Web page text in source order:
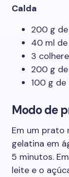
Calda
200 g
40 ml
3
200 g
100 g
Modo de
Em um prato
gelatina em
5 minutos.
leite e o